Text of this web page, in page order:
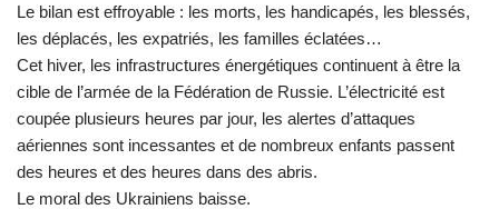
Le bilan est effroyable : les morts, les handicapés, les blessés,
les déplacés, les expatriés, les familles éclatées…
Cet hiver, les infrastructures énergétiques continuent à être la
cible de l’armée de la Fédération de Russie. L’électricité est
coupée plusieurs heures par jour, les alertes d’attaques
aériennes sont incessantes et de nombreux enfants passent
des heures et des heures dans des abris.
Le moral des Ukrainiens baisse.